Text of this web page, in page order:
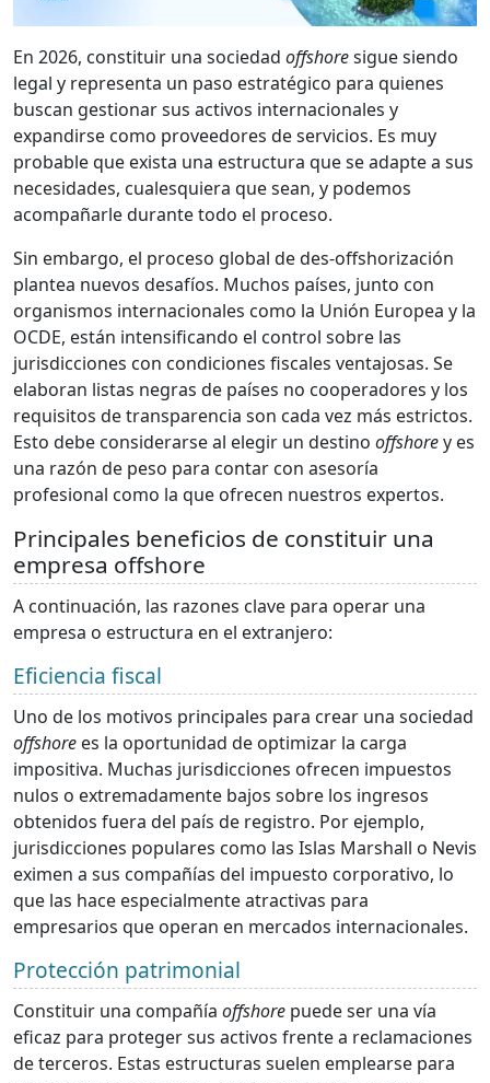
En 2026, constituir una sociedad offshoresigue siendo
legal y representa un paso estratégico para quienes
buscan gestionar sus activos internacionales y
expandirse como proveedores de servicios. Es muy
probable que exista una estructura que se adapte a sus
necesidades, cualesquiera que sean, y podemos
acompañarle durante todo el proceso.
Sin embargo, el proceso global de des-offshorización
plantea nuevos desafíos. Muchos países, junto con
organismos internacionales como la Unión Europea y la
OCDE, están intensificando el control sobre las
jurisdicciones con condiciones fiscales ventajosas. Se
elaboran listas negras de países no cooperadores y los
requisitos de transparencia son cada vez más estrictos.
Esto debe considerarse al elegir un destino offshorey es
una razón de peso para contar con asesoría
profesional como la que ofrecen nuestros expertos.
Principales beneficios de constituir una
empresa offshore
A continuación, las razones clave para operar una
empresa o estructura en el extranjero:
Eficiencia fiscal
Uno de los motivos principales para crear una sociedad
offshore es la oportunidad de optimizar la carga
impositiva. Muchas jurisdicciones ofrecen impuestos
nulos o extremadamente bajos sobre los ingresos
obtenidos fuera del país de registro. Por ejemplo,
jurisdicciones populares como las Islas Marshall o Nevis
eximen a sus compañías del impuesto corporativo, lo
que las hace especialmente atractivas para
empresarios que operan en mercados internacionales.
Protección patrimonial
Constituir una compañía offshore puede ser una vía
eficaz para proteger sus activos frente a reclamaciones
de terceros. Estas estructuras suelen emplearse para